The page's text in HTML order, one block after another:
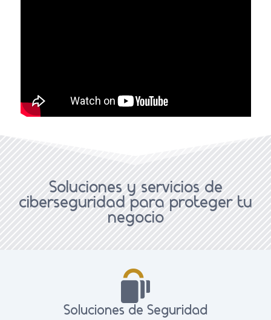
Soluciones y servicios de
ciberseguridad para proteger tu
negocio
Soluciones de Seguridad